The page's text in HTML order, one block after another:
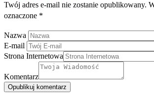
Twój adres e-mail nie zostanie opublikowany.
oznaczone *
Nazwa
E-mail
Strona Internetowa
Komentarz